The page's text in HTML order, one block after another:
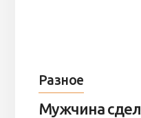
Разное
Мужчина